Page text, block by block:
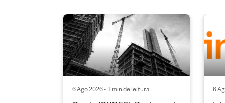
6 Ago 2026 • 1 min de leitura 6